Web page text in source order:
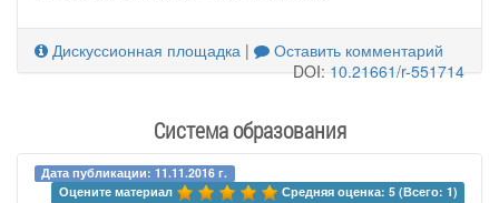
Дискуссионная площадка |
Оставить комментарий
DOI:10.21661/r-551714
Система образования
Дата публикации: 11.11.2016 г.
Оцените материал
Средняя оценка: 5 (Всего: 1)